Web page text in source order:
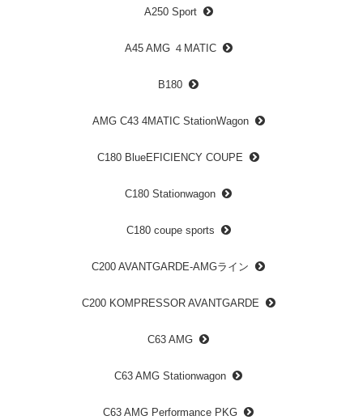
A250 Sport
A45 AMG ４MATIC
B180
AMG C43 4MATIC StationWagon
C180 BlueEFICIENCY COUPE
C180 Stationwagon
C180 coupe sports
C200 AVANTGARDE-AMGライン
C200 KOMPRESSOR AVANTGARDE
C63 AMG
C63 AMG Stationwagon
C63 AMG Performance PKG